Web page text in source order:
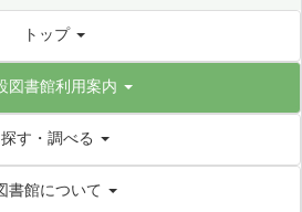
トップ
図書館利用案内
探す・調べる
書館について